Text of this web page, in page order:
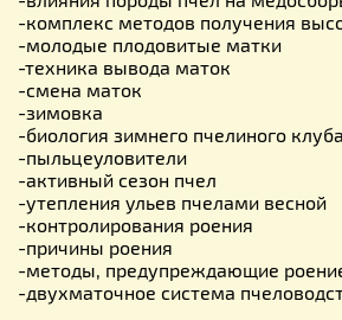
-комплекс методов получения
-молодые плодовитые матки
-техника вывода маток
-смена маток
-зимовка
-биология зимнего пчелиного клуба
-пыльцеуловители
-активный сезон пчел
-утепления ульев пчелами весной
-контролирования роения
-причины роения
-методы, предупреждающие
-двухматочное система